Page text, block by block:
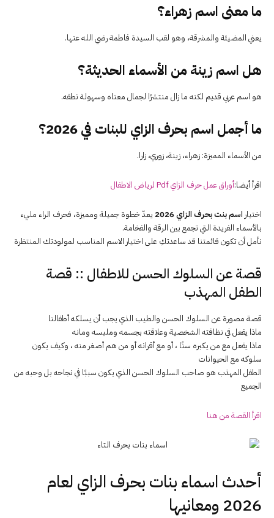
ما معنى اسم زهراء؟
يعني المضيئة والمشرقة، وهو لقب السيدة فاطمة رضي الله عنها.
هل اسم زينة من الأسماء الحديثة؟
هو اسم عربي قديم لكنه ما زال منتشرًا لجمال معناه وسهولة نطقه.
ما أجمل اسم بحرف الزاي للبنات في 2026؟
من الأسماء المميزة: زهراء، زينة، زوري، زارا.
اقرأ أيضا:أوراق عمل حرف الزاي Pdf لرياض الاطفال
اختيار اسم بنت بحرف الزاي 2026
يعدّ خطوة جميلة ومميزة، فحرف الراء مليء
بالأسماء الفريدة التي تجمع بين الرقة والفخامة.
نأمل أن تكون قائمتنا قد ساعدتكِ على اختيار الاسم المناسب لمولودتك المنتظرة
قصة عن السلوك الحسن للاطفال :: قصة
الطفل المهذب
قصة مصورة عن السلوك الحسن والطيب الذي يجب أن يسلكه أطفالنا
ماذا يفعل في نظافته الشخصية وعلاقته بجسمه وملبسه ومانه
ماذا يفعل مع من يكبره سنًا ، أو مع أقرانه أو من هم أصغر منه ، وكيف يكون
سلوكه مع الحيوانات
الطفل المهذب هو صاحب السلوك الحسن الذي يكون سببًا في نجاحه بل وحبه من
الجميع
اقرأ القصة من هنا
أحدث اسماء بنات بحرف الزاي لعام
2026 ومعانيها